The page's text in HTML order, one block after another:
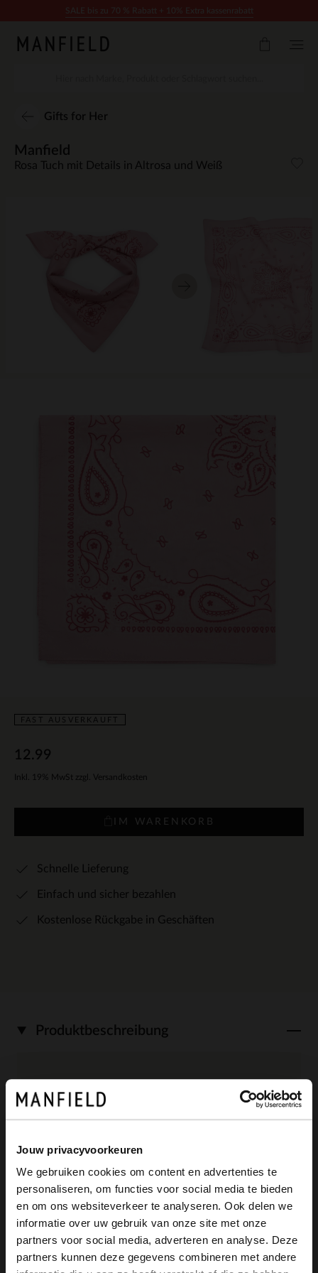
Jouw privacyvoorkeuren
We gebruiken cookies om content en advertenties te
personaliseren, om functies voor social media te bieden
en om ons websiteverkeer te analyseren. Ook delen we
informatie over uw gebruik van onze site met onze
partners voor social media, adverteren en analyse. Deze
partners kunnen deze gegevens combineren met andere
Gifts for Her
FAST AUSVERKAUFT
Manfield
Rosa Tuch mit Details in Altrosa und Weiß
12.99
Inkl. 19% MwSt zzgl. Versandkosten
IM WARENKORB
Schnelle Lieferung
Einfach und sicher bezahlen
Kostenlose Rückgabe in Geschäften
Produktbeschreibung
Roséfarbenes Tuch mit Muster in Altrosa
Produktdetails
Lieferung & Rücksendung
×
View this website in English?
It looks like your language isn't Dutch. Would
you like to switch to English?